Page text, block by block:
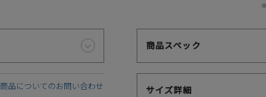
商品についてのお問い合わせ
商品スペック
サイズ詳細